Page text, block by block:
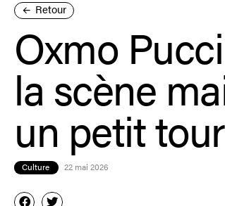
Retour
Oxmo
la scène
un petit
Culture 22 mai 2026